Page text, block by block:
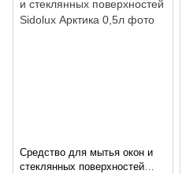
Средство для мытья окон и
стеклянных поверхностей